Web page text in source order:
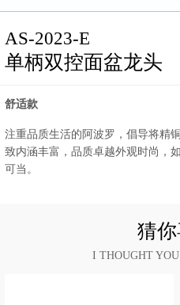
AS-2023-E
单柄双控面盆龙头
舒适款
注重品质生活的阿波罗，倡导将精
致内涵丰富，品质卓越外观时尚，
可当。
猜
I THOUGHT